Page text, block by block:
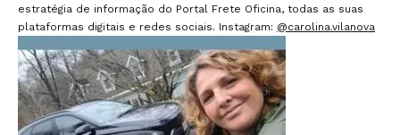
estratégia de informação do Portal Frete Oficina, todas as suas
plataformas digitais e redes sociais. Instagram: @carolina.vilanova